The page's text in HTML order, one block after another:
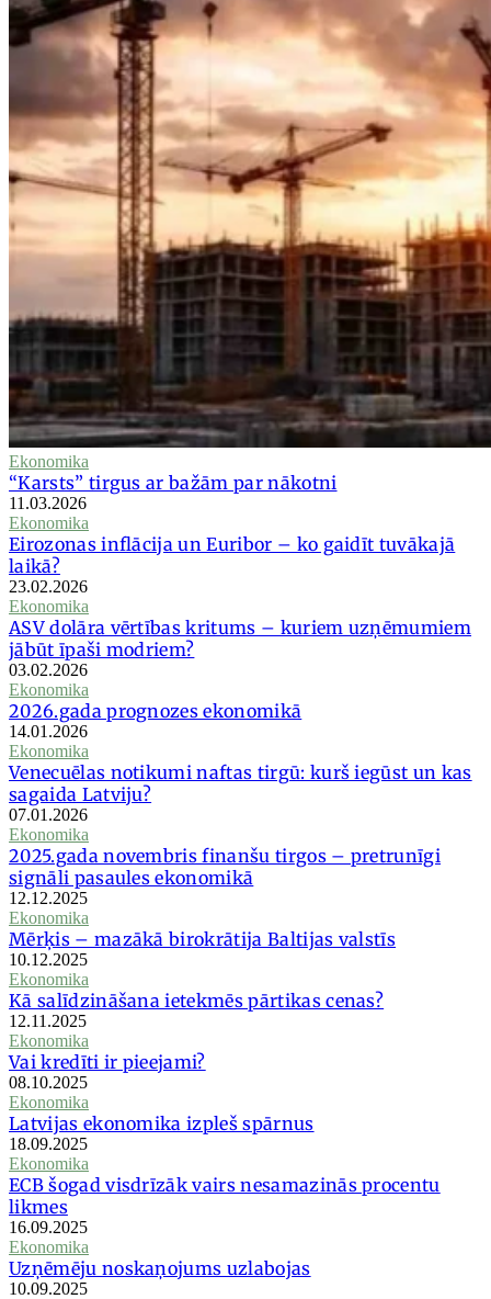
Ekonomika
“Karsts” tirgus ar bažām par nākotni
11.03.2026
Ekonomika
Eirozonas inflācija un Euribor – ko gaidīt tuvākajā
laikā?
23.02.2026
Ekonomika
ASV dolāra vērtības kritums – kuriem uzņēmumiem
jābūt īpaši modriem?
03.02.2026
Ekonomika
2026.gada prognozes ekonomikā
14.01.2026
Ekonomika
Venecuēlas notikumi naftas tirgū: kurš iegūst un kas
sagaida Latviju?
07.01.2026
Ekonomika
2025.gada novembris finanšu tirgos – pretrunīgi
signāli pasaules ekonomikā
12.12.2025
Ekonomika
Mērķis – mazākā birokrātija Baltijas valstīs
10.12.2025
Ekonomika
Kā salīdzināšana ietekmēs pārtikas cenas?
12.11.2025
Ekonomika
Vai kredīti ir pieejami?
08.10.2025
Ekonomika
Latvijas ekonomika izpleš spārnus
18.09.2025
Ekonomika
ECB šogad visdrīzāk vairs nesamazinās procentu
likmes
16.09.2025
Ekonomika
Uzņēmēju noskaņojums uzlabojas
10.09.2025